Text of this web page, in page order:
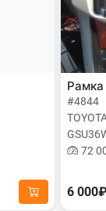
Рамка
#4844
72
6